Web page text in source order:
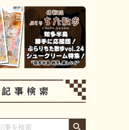
Search Button